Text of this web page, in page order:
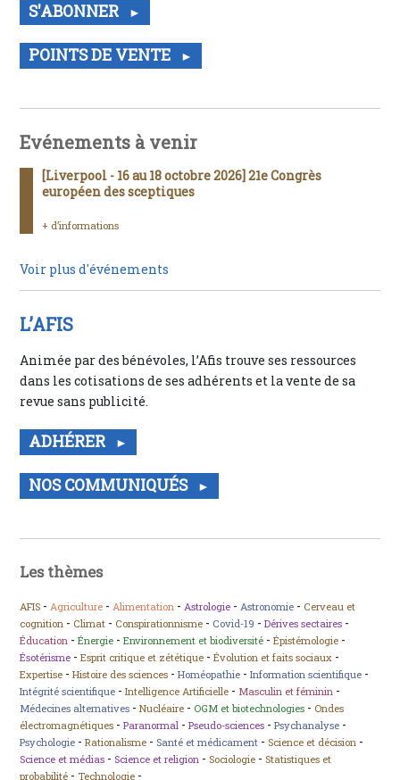
S'ABONNER
POINTS DE VENTE
Evénements à venir
[Liverpool - 16 au 18 octobre 2026] 21e Congrès
européen des sceptiques
+ d’informations
Voir plus d'événements
L’AFIS
Animée par des bénévoles, l’Afis trouve ses ressources
dans les cotisations de ses adhérents et la vente de sa
revue sans publicité.
ADHÉRER
NOS COMMUNIQUÉS
Les thèmes
AFIS -Agriculture -Alimentation -Astrologie -Astronomie - Cerveau et
cognition - Climat - Conspirationnisme - Covid-19 -Dérives sectaires -
Éducation -Énergie -Environnement et biodiversité -Épistémologie -
Ésotérisme -Esprit critique et zététique -Évolution et faits sociaux -
Expertise -Histoire des sciences -Homéopathie -Information scientifique -
Intégrité scientifique -Intelligence Artificielle - Masculin et féminin -
Médecines alternatives -Nucléaire - OGM et biotechnologies - Ondes
électromagnétiques -Paranormal -Pseudo-sciences -Psychanalyse -
Psychologie -Rationalisme - Santé et médicament -Science et décision -
Science et médias -Science et religion -Sociologie -Statistiques et
probabilité -Technologie -